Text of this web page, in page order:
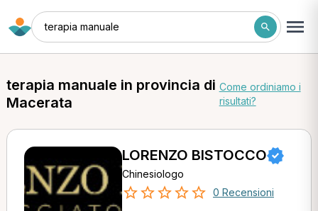
terapia manuale
terapia manuale in provincia di
Macerata
Come ordiniamo i
risultati?
LORENZO BISTOCCO
Chinesiologo
0 Recensioni